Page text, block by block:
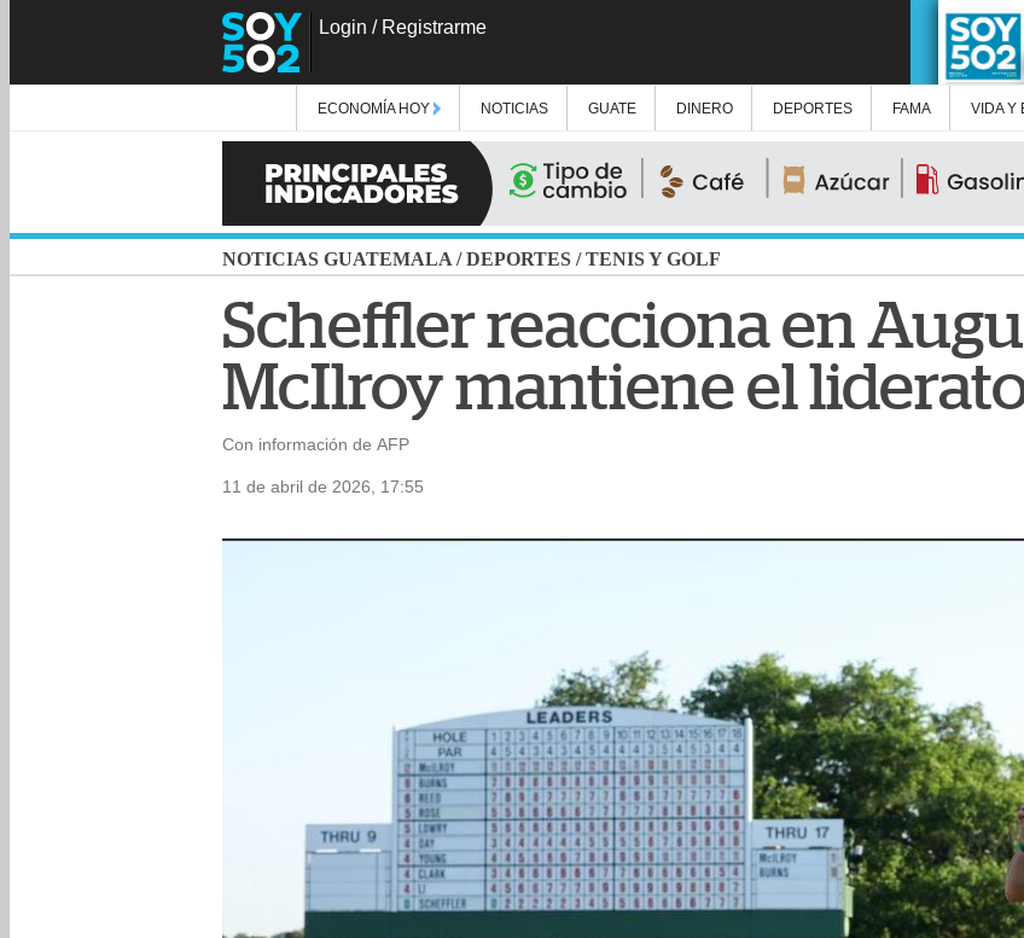
Login / Registrarme
ECONOMÍA HOY NOTICIAS GUATE DINERO DEPORTES FAMA VIDA Y
NOTICIAS GUATEMALA /DEPORTES /TENIS Y GOLF
Scheffler reacciona en
McIlroy mantiene el
Con información de AFP
11 de abril de 2026, 17:55